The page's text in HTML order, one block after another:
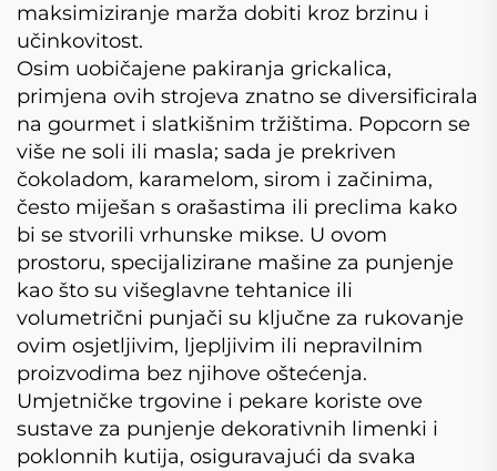
maksimiziranje marža dobiti kroz brzinu i
učinkovitost.
Osim uobičajene pakiranja grickalica,
primjena ovih strojeva znatno se diversificirala
na gourmet i slatkišnim tržištima. Popcorn se
više ne soli ili masla; sada je prekriven
čokoladom, karamelom, sirom i začinima,
često miješan s orašastima ili preclima kako
bi se stvorili vrhunske mikse. U ovom
prostoru, specijalizirane mašine za punjenje
kao što su višeglavne tehtanice ili
volumetrični punjači su ključne za rukovanje
ovim osjetljivim, ljepljivim ili nepravilnim
proizvodima bez njihove oštećenja.
Umjetničke trgovine i pekare koriste ove
sustave za punjenje dekorativnih limenki i
poklonnih kutija, osiguravajući da svaka